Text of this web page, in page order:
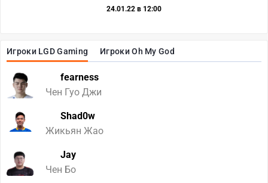
Игроки LGD Gaming Игроки Oh My God
fearness
Чен Гуо Джи
Shad0w
Жикьян Жао
Jay
Чен Бо
24.01.22 в 12:00